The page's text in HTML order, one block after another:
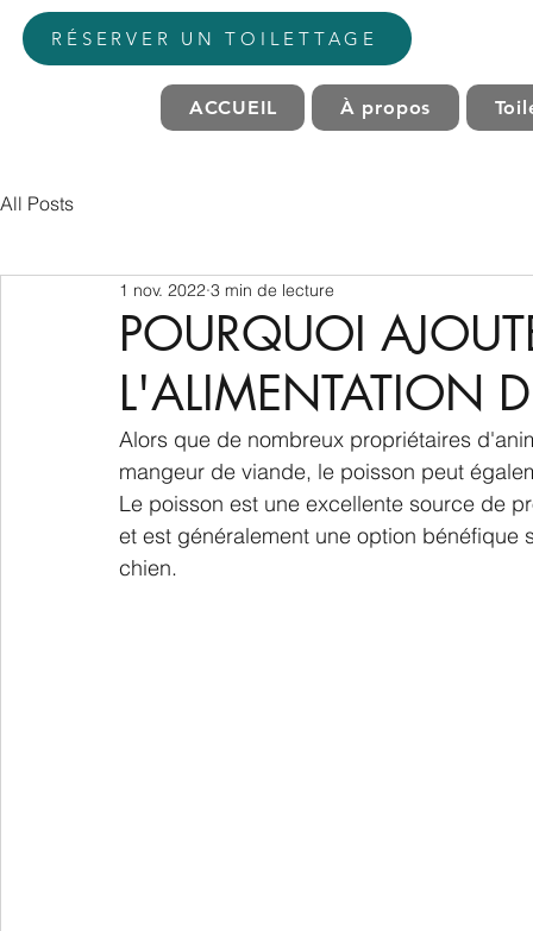
RÉSERVER UN TOILETTAGE
ACCUEIL À propos
All Posts
POURQUOI
L'ALIMENTATION
1 nov. 2022 3 min de lecture
Alors que de nombreux propriétaires
mangeur de viande, le poisson peut
Le poisson est une excellente source de
et est généralement une option
chien.